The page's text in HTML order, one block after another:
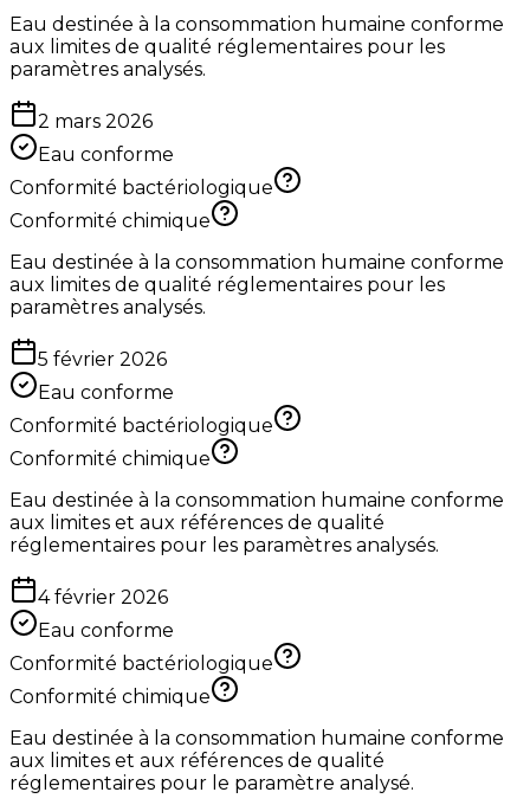
Eau destinée à la consommation humaine conforme
aux limites de qualité réglementaires pour les
paramètres analysés.
2 mars 2026
Eau conforme
Conformité bactériologique
Conformité chimique
Eau destinée à la consommation humaine conforme
aux limites de qualité réglementaires pour les
paramètres analysés.
5 février 2026
Eau conforme
Conformité bactériologique
Conformité chimique
Eau destinée à la consommation humaine conforme
aux limites et aux références de qualité
réglementaires pour les paramètres analysés.
4 février 2026
Eau conforme
Conformité bactériologique
Conformité chimique
Eau destinée à la consommation humaine conforme
aux limites et aux références de qualité
réglementaires pour le paramètre analysé.